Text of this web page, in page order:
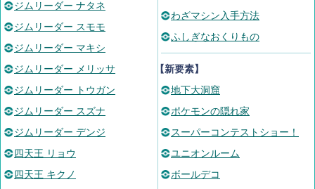
ジムリーダー ナタネ
ジムリーダー スモモ
ジムリーダー マキシ
ジムリーダー メリッサ
ジムリーダー トウガン
ジムリーダー スズナ
ジムリーダー デンジ
四天王 リョウ
四天王 キクノ
わざマシン入手方法
ふしぎなおくりもの
【新要素】
地下大洞窟
ポケモンの隠れ家
スーパーコンテストショー！
ユニオンルーム
ボールデコ